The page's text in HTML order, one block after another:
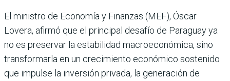
El ministro de Eco­nomía y Finanzas (MEF), Óscar
Lovera, afirmó que el principal desafío de Paraguay ya
no es preser­var la estabilidad macroeco­nómica, sino
transformarla en un crecimiento econó­mico sostenido
que impulse la inversión privada, la gene­ración de